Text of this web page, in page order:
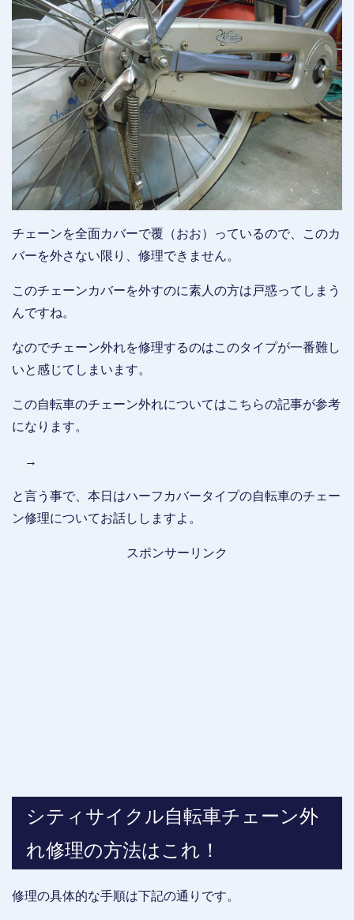
チェーンを全面カバーで覆（おお）っているので、このカ
バーを外さない限り、修理できません。
このチェーンカバーを外すのに素人の方は戸惑ってしまう
んですね。
なのでチェーン外れを修理するのはこのタイプが一番難し
いと感じてしまいます。
この自転車のチェーン外れについてはこちらの記事が参考
になります。
→
と言う事で、本日はハーフカバータイプの自転車のチェー
ン修理についてお話ししますよ。
スポンサーリンク
シティサイクル自転車チェーン外
れ修理の方法はこれ！
修理の具体的な手順は下記の通りです。